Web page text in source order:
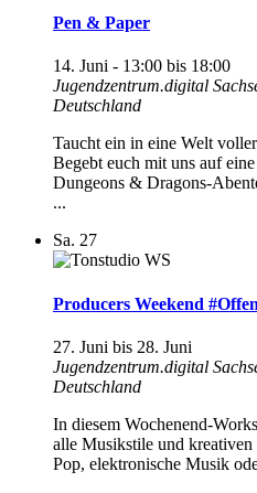
Pen & Paper
14. Juni - 13:00 bis 18:00
Jugendzentrum.digital
Deutschland
Taucht ein in eine Welt
Begebt euch mit uns auf
Dungeons & Dragons-
...
Sa. 27
Producers Weekend
27. Juni bis 28. Juni
Jugendzentrum.digital
Deutschland
In diesem Wochenend-
alle Musikstile und
Pop, elektronische Musik